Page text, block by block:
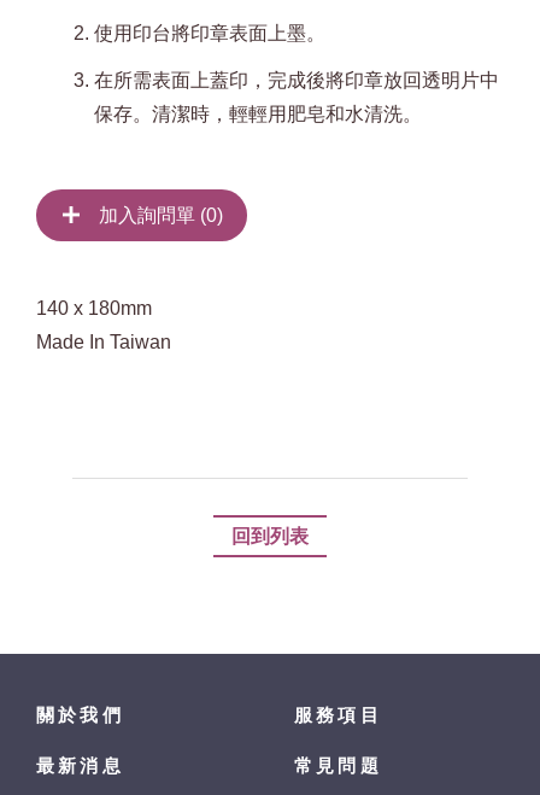
使用印台將印章表面上墨。
在所需表面上蓋印，完成後將印章放回透明片中
保存。清潔時，輕輕用肥皂和水清洗。
加入詢問單 (0)
140 x 180mm
Made In Taiwan
回到列表
關於我們 服務項目
最新消息 常見問題